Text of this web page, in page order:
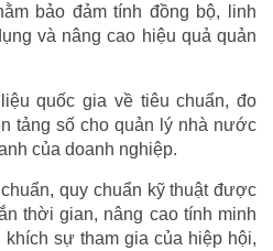
bảo đảm tính đồng bộ, linh
và nâng cao hiệu quả quản
quốc gia về tiêu chuẩn, đo
tảng số cho quản lý nhà nước
của doanh nghiệp.
quy chuẩn kỹ thuật được
thời gian, nâng cao tính minh
khích sự tham gia của hiệp hội,